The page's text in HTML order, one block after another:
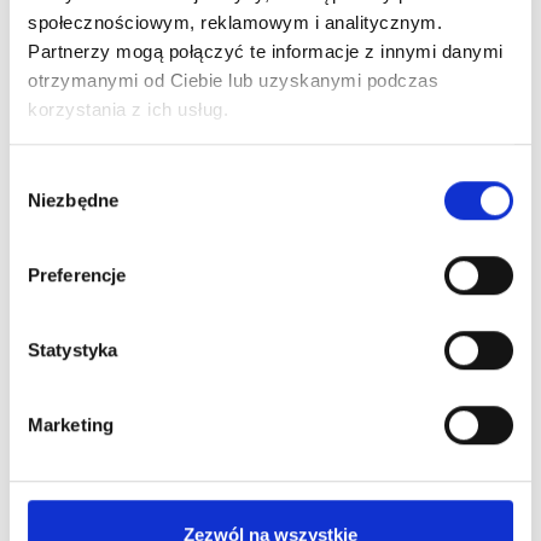
społecznościowym, reklamowym i analitycznym.
Partnerzy mogą połączyć te informacje z innymi danymi
otrzymanymi od Ciebie lub uzyskanymi podczas
korzystania z ich usług.
zgody
Niezbędne
Preferencje
Statystyka
Marketing
Zezwól na wszystkie